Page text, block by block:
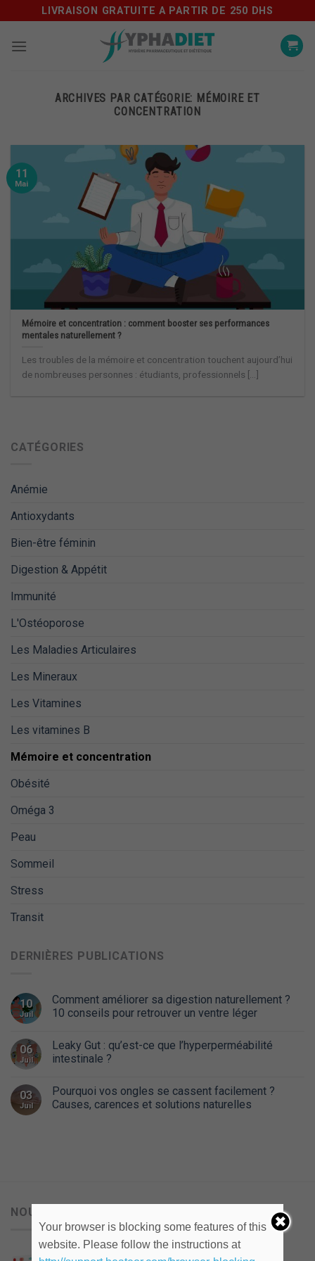
content
LIVRAISON GRATUITE A PARTIR DE 250 DHS
ARCHIVES PAR CATÉGORIE: MÉMOIRE ET
CONCENTRATION
CATÉGORIES
Anémie
Antioxydants
Bien-être féminin
Digestion & Appétit
Immunité
L'Ostéoporose
Les Maladies Articulaires
Les Mineraux
Les Vitamines
Les vitamines B
Mémoire et concentration
Obésité
Oméga 3
Peau
Sommeil
Stress
Transit
DERNIÈRES PUBLICATIONS
10
Juil
Comment améliorer sa digestion naturellement ?
10 conseils pour retrouver un ventre léger
06
Juil
Leaky Gut : qu’est-ce que l’hyperperméabilité
intestinale ?
03
Juil
Pourquoi vos ongles se cassent facilement ?
Causes, carences et solutions naturelles
Mémoire et concentration : comment booster ses performances
mentales naturellement ?
Les troubles de la mémoire et concentration touchent aujourd’hui
de nombreuses personnes : étudiants, professionnels [...]
11
Mai
NOUVEAUX
NEOGLOBIN
Your browser is blocking some features of this
website. Please follow the instructions at